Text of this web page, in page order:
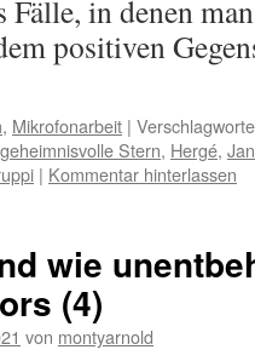
Fälle, in denen
positiven
, Mikrofonarbeit |
Stern, Hergé,
| Kommentar hinterlassen
wie
(4)
von montyarnold